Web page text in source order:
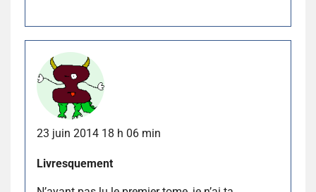
23 juin 2014 18 h 06 min
Livresquement